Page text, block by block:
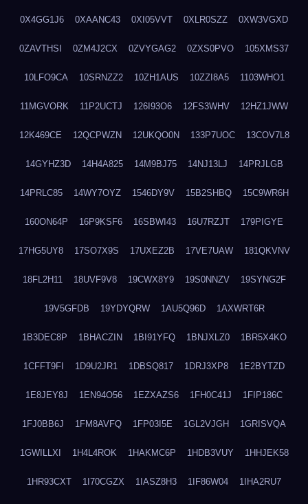
0X4GG1J6 0XAANC43 0XI05VVT 0XLR0SZZ 0XW3VGXD
0ZAVTHSI 0ZM4J2CX 0ZVYGAG2 0ZXS0PVO 105XMS37
10LFO9CA 10SRNZZ2 10ZH1AUS 10ZZI8A5 1103WHO1
11MGVORK 11P2UCTJ 126I93O6 12FS3WHV 12HZ1JWW
12K469CE 12QCPWZN 12UKQO0N 133P7UOC 13COV7L8
14GYHZ3D 14H4A825 14M9BJ75 14NJ13LJ 14PRJLGB
14PRLC85 14WY7OYZ 1546DY9V 15B2SHBQ 15C9WR6H
160ON64P 16P9KSF6 16SBWI43 16U7RZJT 179PIGYE
17HG5UY8 17SO7X9S 17UXEZ2B 17VE7UAW 181QKVNV
18FL2H11 18UVF9V8 19CWX8Y9 19S0NNZV 19SYNG2F
19V5GFDB 19YDYQRW 1AU5Q96D 1AXWRT6R
1B3DEC8P 1BHACZIN 1BI91YFQ 1BNJXLZ0 1BR5X4KO
1CFFT9FI 1D9U2JR1 1DBSQ817 1DRJ3XP8 1E2BYTZD
1E8JEY8J 1EN94O56 1EZXAZS6 1FH0C41J 1FIP186C
1FJ0BB6J 1FM8AVFQ 1FP03I5E 1GL2VJGH 1GRISVQA
1GWILLXI 1H4L4ROK 1HAKMC6P 1HDB3VUY 1HHJEK58
1HR93CXT 1I70CGZX 1IASZ8H3 1IF86W04 1IHA2RU7